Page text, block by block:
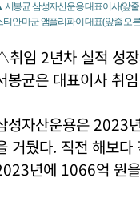
서봉균 삼성자산운용 대표이사(앞줄
티안 마군 앰플리파이 대표(앞줄 오
임 2년차 실적 성
봉균은 대표이사 취
성자산운용은 2023
거뒀다. 직전 해보
년에 1066억 원